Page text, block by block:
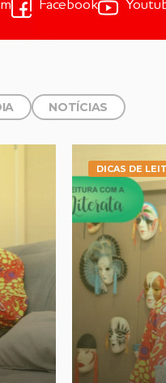
Facebook
NOTÍCIAS
DICAS DE